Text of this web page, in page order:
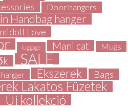
Door hangers
Handbag hanger
Love
luggage Mani cat Mugs
SALE
Ékszerek Bags
Lakatos Füzetek
Új kollekció